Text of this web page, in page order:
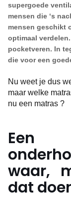
supergoede
mensen die ‘s
mensen geschikt
optimaal
pocketveren. In
die voor een
Nu weet je dus
maar welke
nu een matras ?
Een
waar,
dat